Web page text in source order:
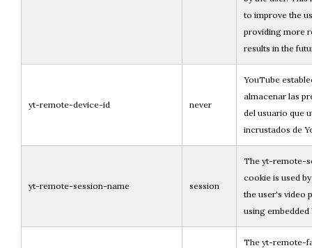
to improve the
providing more
results in the
yt-remote-device-id never
YouTube
almacenar las
del usuario que
incrustados de
yt-remote-session-name session
The yt-remote-
cookie is used
the user's video
using
The yt-remote-